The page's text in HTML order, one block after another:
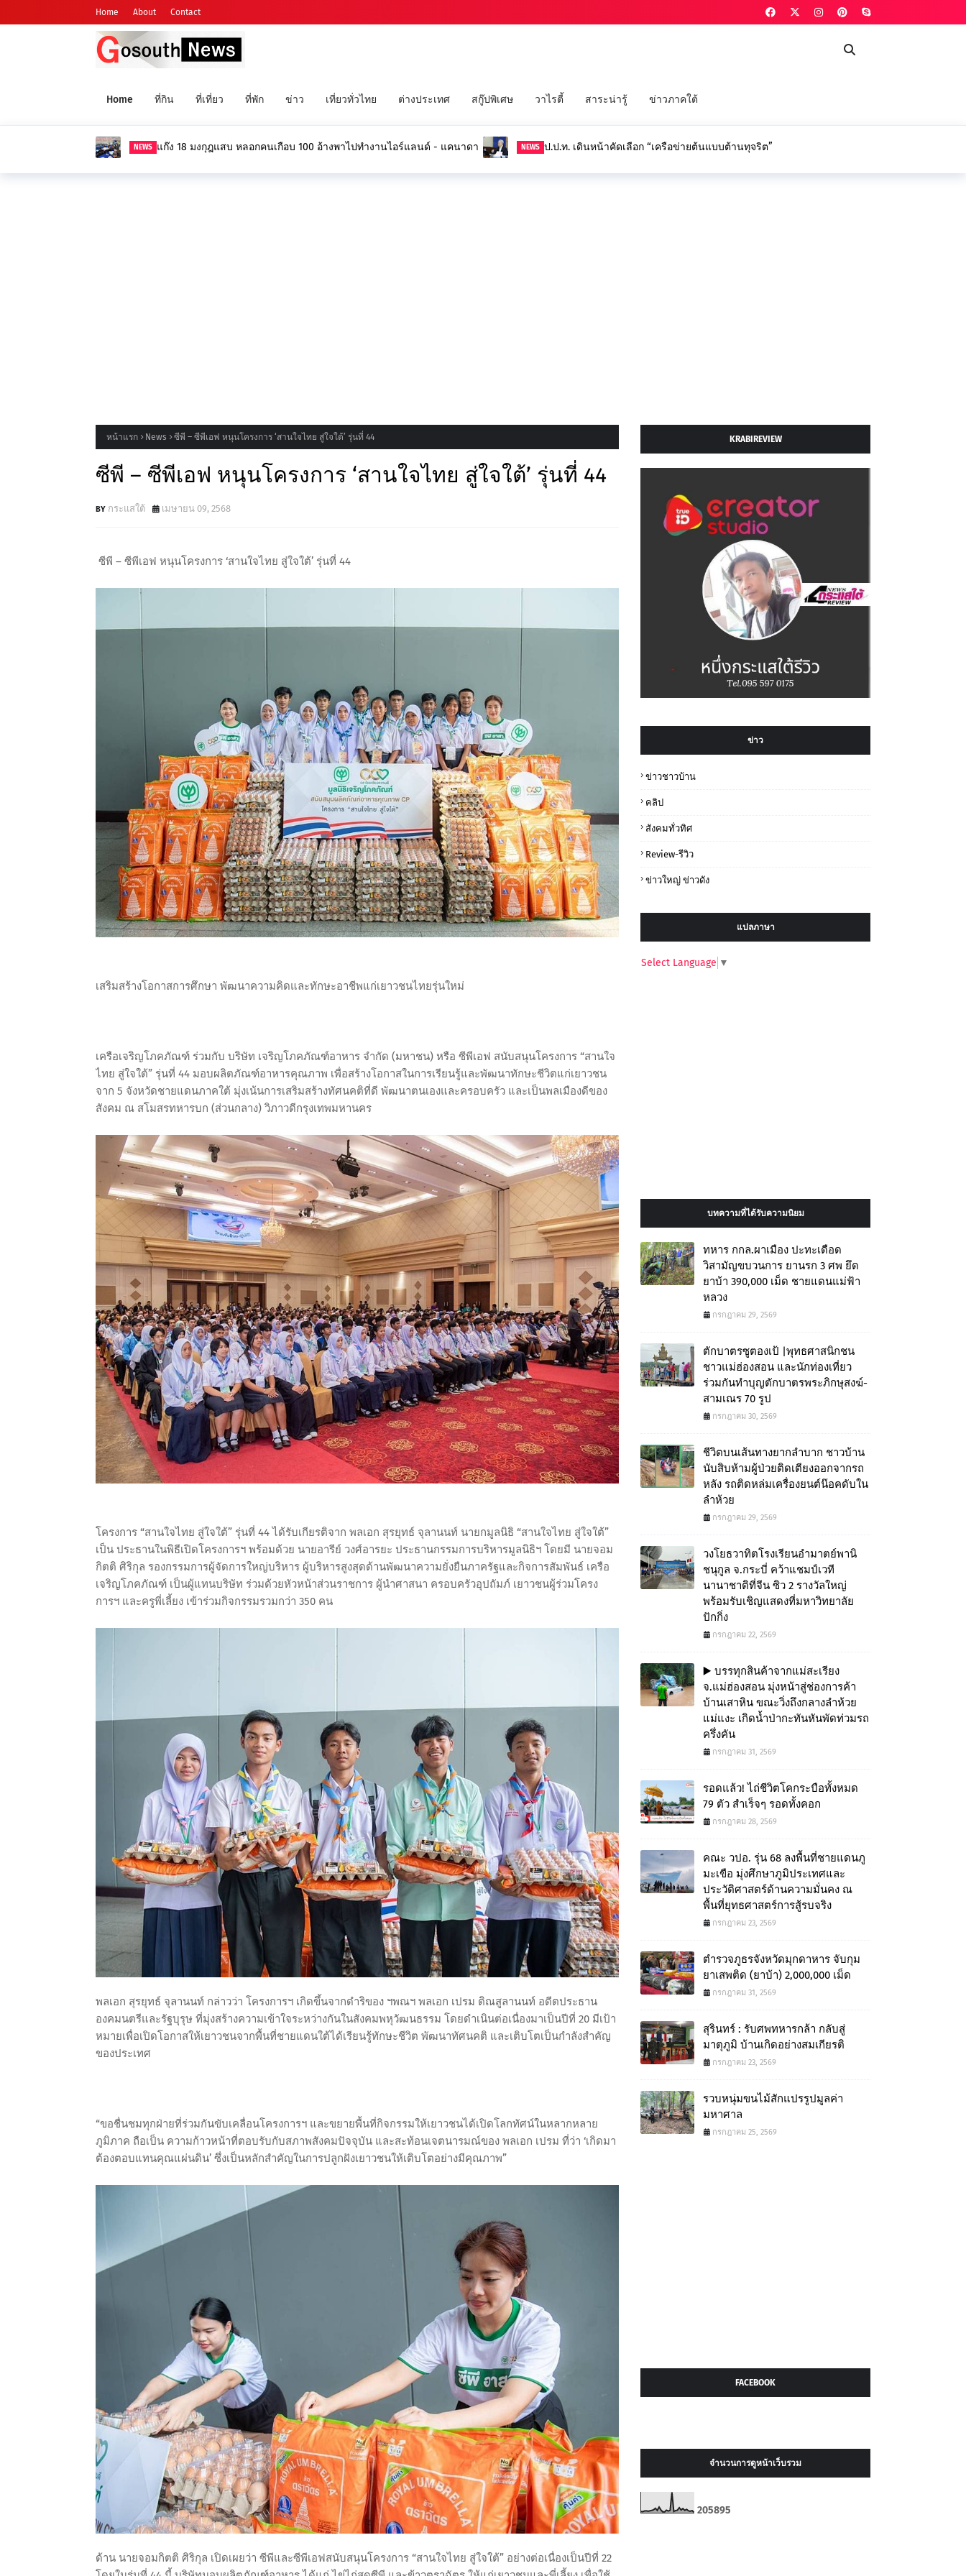
Home About Contact
Home ที่กิน ที่เที่ยว ที่พัก ข่าว เที่ยวทั่วไทย ต่างประเทศ สกู๊ปพิเศษ วาไรตี้ สาระน่ารู้ ข่าวภาคใต้
NEWS แก๊ง 18 มงกุฎแสบ หลอกคนเกือบ 100 อ้างพาไปทำงานไอร์แลนด์ - แคนาดา NEWS ป.ป.ท. เดินหน้าคัดเลือก “เครือข่ายต้นแบบต้านทุจริต”
หน้าแรก News ซีพี – ซีพีเอฟ หนุนโครงการ ‘สานใจไทย สู่ใจใต้’ รุ่นที่ 44
ซีพี – ซีพีเอฟ หนุนโครงการ ‘สานใจไทย สู่ใจใต้’ รุ่นที่ 44
กระแสใต้ เมษายน 09, 2568
ซีพี – ซีพีเอฟ หนุนโครงการ ‘สานใจไทย สู่ใจใต้’ รุ่นที่ 44
เสริมสร้างโอกาสการศึกษา พัฒนาความคิดและทักษะอาชีพแก่เยาวชนไทยรุ่นใหม่
เครือเจริญโภคภัณฑ์ ร่วมกับ บริษัท เจริญโภคภัณฑ์อาหาร จำกัด (มหาชน) หรือ ซีพีเอฟ สนับสนุนโครงการ “สานใจ
ไทย สู่ใจใต้” รุ่นที่ 44 มอบผลิตภัณฑ์อาหารคุณภาพ เพื่อสร้างโอกาสในการเรียนรู้และพัฒนาทักษะชีวิตแก่เยาวชน
จาก 5 จังหวัดชายแดนภาคใต้ มุ่งเน้นการเสริมสร้างทัศนคติที่ดี พัฒนาตนเองและครอบครัว และเป็นพลเมืองดีของ
สังคม ณ สโมสรทหารบก (ส่วนกลาง) วิภาวดีกรุงเทพมหานคร
โครงการ “สานใจไทย สู่ใจใต้” รุ่นที่ 44 ได้รับเกียรติจาก พลเอก สุรยุทธ์ จุลานนท์ นายกมูลนิธิ “สานใจไทย สู่ใจใต้”
เป็น ประธานในพิธีเปิดโครงการฯ พร้อมด้วย นายอารีย์ วงศ์อารยะ ประธานกรรมการบริหารมูลนิธิฯ โดยมี นายจอม
กิตติ ศิริกุล รองกรรมการผู้จัดการใหญ่บริหาร ผู้บริหารสูงสุดด้านพัฒนาความยั่งยืนภาครัฐและกิจการสัมพันธ์ เครือ
เจริญโภคภัณฑ์ เป็นผู้แทนบริษัท ร่วมด้วยหัวหน้าส่วนราชการ ผู้นำศาสนา ครอบครัวอุปถัมภ์ เยาวชนผู้ร่วมโครง
การฯ และครูพี่เลี้ยง เข้าร่วมกิจกรรมรวมกว่า 350 คน
พลเอก สุรยุทธ์ จุลานนท์ กล่าวว่า โครงการฯ เกิดขึ้นจากดำริของ ฯพณฯ พลเอก เปรม ติณสูลานนท์ อดีตประธาน
องคมนตรีและรัฐบุรุษ ที่มุ่งสร้างความเข้าใจระหว่างกันในสังคมพหุวัฒนธรรม โดยดำเนินต่อเนื่องมาเป็นปีที่ 20 มีเป้า
หมายเพื่อเปิดโอกาสให้เยาวชนจากพื้นที่ชายแดนใต้ได้เรียนรู้ทักษะชีวิต พัฒนาทัศนคติ และเติบโตเป็นกำลังสำคัญ
ของประเทศ
“ขอชื่นชมทุกฝ่ายที่ร่วมกันขับเคลื่อนโครงการฯ และขยายพื้นที่กิจกรรมให้เยาวชนได้เปิดโลกทัศน์ในหลากหลาย
ภูมิภาค ถือเป็น ความก้าวหน้าที่ตอบรับกับสภาพสังคมปัจจุบัน และสะท้อนเจตนารมณ์ของ พลเอก เปรม ที่ว่า ‘เกิดมา
ต้องตอบแทนคุณแผ่นดิน’ ซึ่งเป็นหลักสำคัญในการปลูกฝังเยาวชนให้เติบโตอย่างมีคุณภาพ”
ด้าน นายจอมกิตติ ศิริกุล เปิดเผยว่า ซีพีและซีพีเอฟสนับสนุนโครงการ “สานใจไทย สู่ใจใต้” อย่างต่อเนื่องเป็นปีที่ 22
KRABIREVIEW
ข่าว
ข่าวชาวบ้าน
คลิป
สังคมทั่วทิศ
Review-รีวิว
ข่าวใหญ่ ข่าวดัง
แปลภาษา
Select Language ▼
บทความที่ได้รับความนิยม
ทหาร กกล.ผาเมือง ปะทะเดือด
วิสามัญขบวนการ ยานรก 3 ศพ ยึด
ยาบ้า 390,000 เม็ด ชายแดนแม่ฟ้า
หลวง
กรกฎาคม 29, 2569
ตักบาตรซูตองเป้ |พุทธศาสนิกชน
ชาวแม่ฮ่องสอน และนักท่องเที่ยว
ร่วมกันทำบุญตักบาตรพระภิกษุสงฆ์-
สามเณร 70 รูป
กรกฎาคม 30, 2569
ชีวิตบนเส้นทางยากลำบาก ชาวบ้าน
นับสิบห้ามผู้ป่วยติดเตียงออกจากรถ
หลัง รถติดหล่มเครื่องยนต์น๊อคดับใน
ลำห้วย
กรกฎาคม 29, 2569
วงโยธวาทิตโรงเรียนอำมาตย์พานิ
ชนุกูล จ.กระบี่ คว้าแชมป์เวที
นานาชาติที่จีน ซิว 2 รางวัลใหญ่
พร้อมรับเชิญแสดงที่มหาวิทยาลัย
ปักกิ่ง
กรกฎาคม 22, 2569
▶️ บรรทุกสินค้าจากแม่สะเรียง
จ.แม่ฮ่องสอน มุ่งหน้าสู่ช่องการค้า
บ้านเสาหิน ขณะวิ่งถึงกลางลำห้วย
แม่แงะ เกิดน้ำป่ากะทันหันพัดท่วมรถ
ครึ่งคัน
กรกฎาคม 31, 2569
รอดแล้ว! ไถ่ชีวิตโคกระบือทั้งหมด
79 ตัว สำเร็จๆ รอดทั้งคอก
กรกฎาคม 28, 2569
คณะ วปอ. รุ่น 68 ลงพื้นที่ชายแดนภู
มะเขือ มุ่งศึกษาภูมิประเทศและ
ประวัติศาสตร์ด้านความมั่นคง ณ
พื้นที่ยุทธศาสตร์การสู้รบจริง
กรกฎาคม 23, 2569
ตำรวจภูธรจังหวัดมุกดาหาร จับกุม
ยาเสพติด (ยาบ้า) 2,000,000 เม็ด
กรกฎาคม 31, 2569
สุรินทร์ : รับศพทหารกล้า กลับสู่
มาตุภูมิ บ้านเกิดอย่างสมเกียรติ
กรกฎาคม 23, 2569
รวบหนุ่มขนไม้สักแปรรูปมูลค่า
มหาศาล
กรกฎาคม 25, 2569
FACEBOOK
จำนวนการดูหน้าเว็บรวม
205895